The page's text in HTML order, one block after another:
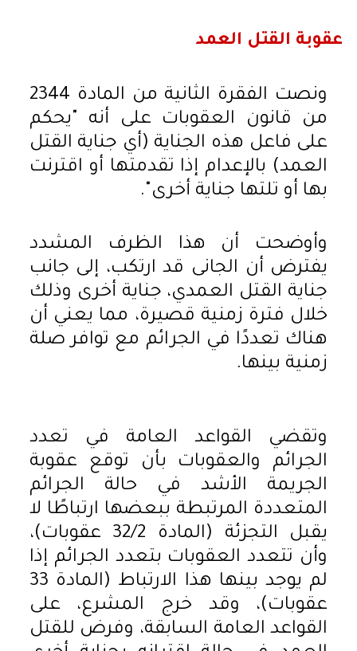
عقوبة القتل العمد
ونصت الفقرة الثانية من المادة 2344
من قانون العقوبات على أنه "يحكم
على فاعل هذه الجناية (أي جناية القتل
العمد) بالإعدام إذا تقدمتها أو اقترنت
بها أو تلتها جناية أخرى".
وأوضحت أن هذا الظرف المشدد
يفترض أن الجانى قد ارتكب، إلى جانب
جناية القتل العمدي، جناية أخرى وذلك
خلال فترة زمنية قصيرة، مما يعني أن
هناك تعددًا في الجرائم مع توافر صلة
زمنية بينها.
وتقضي القواعد العامة في تعدد
الجرائم والعقوبات بأن توقع عقوبة
الجريمة الأشد في حالة الجرائم
المتعددة المرتبطة ببعضها ارتباطًا لا
يقبل التجزئة (المادة 32/2 عقوبات)،
وأن تتعدد العقوبات بتعدد الجرائم إذا
لم يوجد بينها هذا الارتباط (المادة 33
عقوبات)، وقد خرج المشرع، على
القواعد العامة السابقة، وفرض للقتل